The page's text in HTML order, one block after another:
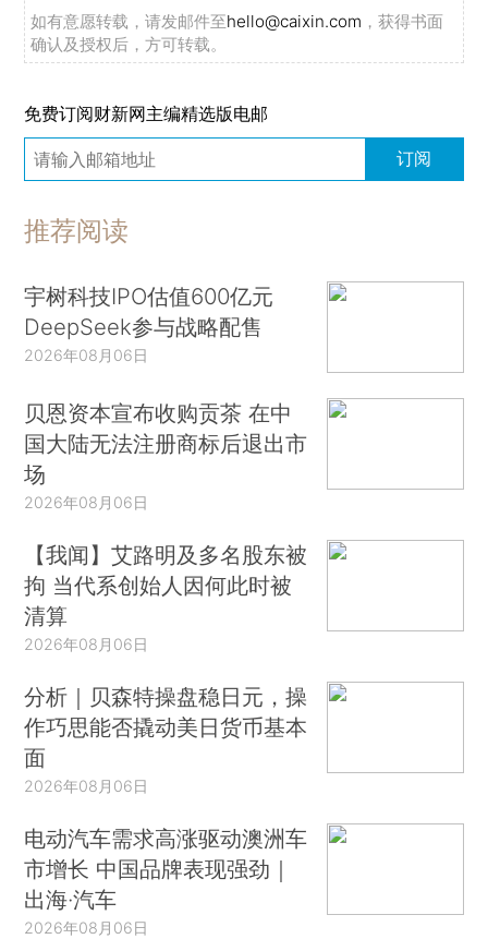
如有意愿转载，请发邮件至hello@caixin.com ，获得书面
确认及授权后，方可转载。
免费订阅财新网主编精选版电邮
订阅
推荐阅读
宇树科技IPO估值600亿元
DeepSeek参与战略配售
2026年08月06日
贝恩资本宣布收购贡茶 在中
国大陆无法注册商标后退出市
场
2026年08月06日
【我闻】艾路明及多名股东被
拘 当代系创始人因何此时被
清算
2026年08月06日
分析｜贝森特操盘稳日元，操
作巧思能否撬动美日货币基本
面
2026年08月06日
电动汽车需求高涨驱动澳洲车
市增长 中国品牌表现强劲｜
出海·汽车
2026年08月06日